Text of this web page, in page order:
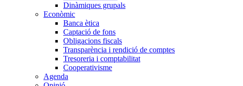
Dinàmiques grupals
Econòmic
Banca ètica
Captació de fons
Obligacions fiscals
Transparència i rendició de comptes
Tresoreria i comptabilitat
Cooperativisme
Agenda